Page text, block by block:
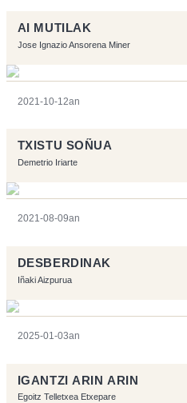
AI MUTILAK
Jose Ignazio Ansorena Miner
2021-10-12an
TXISTU SOÑUA
Demetrio Iriarte
2021-08-09an
DESBERDINAK
Iñaki Aizpurua
2025-01-03an
IGANTZI ARIN ARIN
Egoitz Telletxea Etxepare